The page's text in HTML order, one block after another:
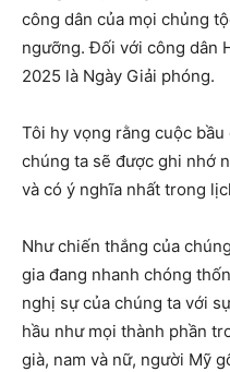
công dân của mọi chủng
ngưỡng. Đối với công dân
2025 là Ngày Giải phóng.
Tôi hy vọng rằng cuộc
chúng ta sẽ được ghi nhớ
và có ý nghĩa nhất trong
Như chiến thắng của
gia đang nhanh chóng
nghị sự của chúng ta với
hầu như mọi thành phần
già, nam và nữ, người Mỹ